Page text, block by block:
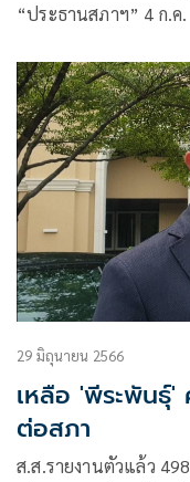
“ประธานสภาฯ” 4 ก.
29 มิถุนายน 2566
เหลือ 'พีระพันธุ์'
ต่อสภา
ส.ส.รายงานตัวแล้ว